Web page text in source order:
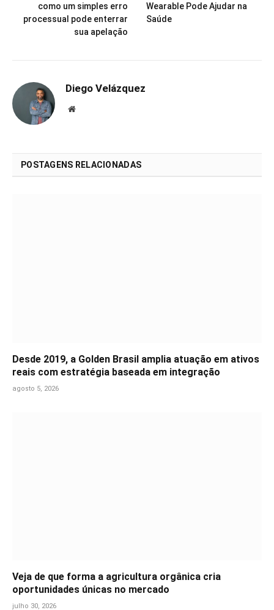
como um simples erro
processual pode enterrar
sua apelação
Wearable Pode Ajudar na
Saúde
Diego Velázquez
Website
POSTAGENS RELACIONADAS
Desde 2019, a Golden Brasil amplia atuação em ativos
reais com estratégia baseada em integração
agosto 5, 2026
Veja de que forma a agricultura orgânica cria
oportunidades únicas no mercado
julho 30, 2026